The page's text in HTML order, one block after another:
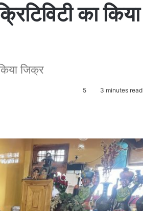
का किया
जिक्र
5 3 minutes read